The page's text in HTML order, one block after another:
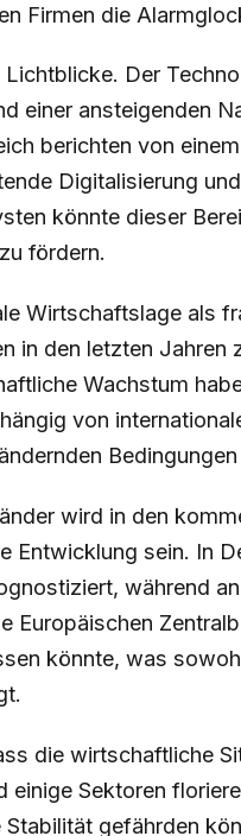
Firmen die
Der
einer ansteigenden
berichten von
Digitalisierung
könnte dieser
fördern.
Wirtschaftslage als
in den letzten Jahren
Wachstum
von
wird in den
sein. In
während
Europäischen
könnte, was
die wirtschaftliche
einige Sektoren
gefährden